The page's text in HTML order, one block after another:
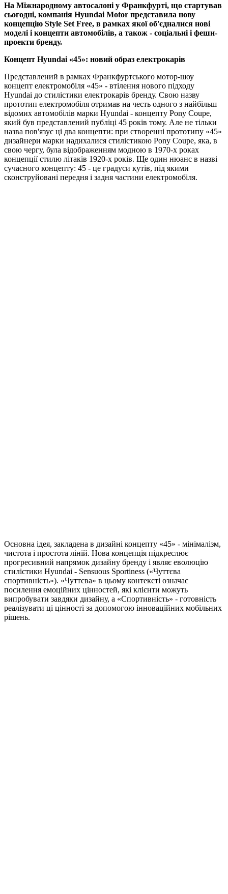
На Міжнародному автосалоні у Франкфурті, що стартував
сьогодні, компанія Hyundai Motor представила нову
концепцію Style Set Free, в рамках якої об'єдналися нові
моделі і концепти автомобілів, а також - соціальні і фешн-
проекти бренду.
Концепт Hyundai «45»: новий образ електрокарів
Представлений в рамках Франкфуртського мотор-шоу
концепт електромобіля «45» - втілення нового підходу
Hyundai до стилістики електрокарів бренду. Свою назву
прототип електромобіля отримав на честь одного з найбільш
відомих автомобілів марки Hyundai - концепту Pony Coupe,
який був представлений публіці 45 років тому. Але не тільки
назва пов'язує ці два концепти: при створенні прототипу «45»
дизайнери марки надихалися стилістикою Pony Coupe, яка, в
свою чергу, була відображенням модною в 1970-х роках
концепції стилю літаків 1920-х років. Ще один нюанс в назві
сучасного концепту: 45 - це градуси кутів, під якими
сконструйовані передня і задня частини електромобіля.
Основна ідея, закладена в дизайні концепту «45» - мінімалізм,
чистота і простота ліній. Нова концепція підкреслює
прогресивний напрямок дизайну бренду і являє еволюцію
стилістики Hyundai - Sensuous Sportiness («Чуттєва
спортивність»). «Чуттєва» в цьому контексті означає
посилення емоційних цінностей, які клієнти можуть
випробувати завдяки дизайну, а «Спортивність» - готовність
реалізувати ці цінності за допомогою інноваційних мобільних
рішень.